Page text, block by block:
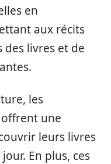
en
aux récits
des livres et de
les
une
leurs livres
En plus, ces